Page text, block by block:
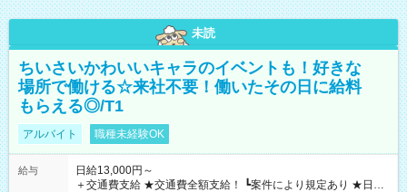
未読
ちいさいかわいいキャラのイベントも！好きな
場所で働ける☆来社不要！働いたその日に給料
もらえる◎/T1
アルバイト 職種未経験OK
給与
日給13,000円～
＋交通費支給 ★交通費全額支給！ ┗案件により規定あり ★日払